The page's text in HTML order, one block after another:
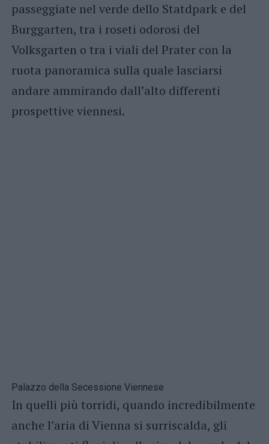
passeggiate nel verde dello Statdpark e del
Burggarten, tra i roseti odorosi del
Volksgarten o tra i viali del Prater con la
ruota panoramica sulla quale lasciarsi
andare ammirando dall’alto differenti
prospettive viennesi.
Palazzo della Secessione Viennese
In quelli più torridi, quando incredibilmente
anche l’aria di Vienna si surriscalda, gli